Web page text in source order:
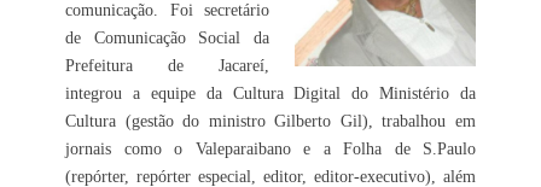
comunicação. Foi secretário
de Comunicação Social da
Prefeitura de Jacareí,
integrou a equipe da Cultura Digital do Ministério da
Cultura (gestão do ministro Gilberto Gil), trabalhou em
jornais como o Valeparaibano e a Folha de S.Paulo
(repórter, repórter especial, editor, editor-executivo), além